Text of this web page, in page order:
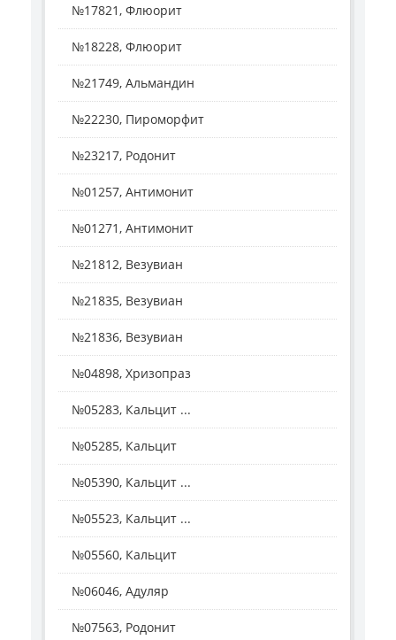
№17821, Флюорит
№18228, Флюорит
№21749, Альмандин
№22230, Пироморфит
№23217, Родонит
№01257, Антимонит
№01271, Антимонит
№21812, Везувиан
№21835, Везувиан
№21836, Везувиан
№04898, Хризопраз
№05283, Кальцит ...
№05285, Кальцит
№05390, Кальцит ...
№05523, Кальцит ...
№05560, Кальцит
№06046, Адуляр
№07563, Родонит